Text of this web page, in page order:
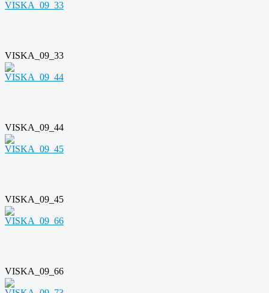
VISKA_09_33
VISKA_09_44
VISKA_09_45
VISKA_09_66